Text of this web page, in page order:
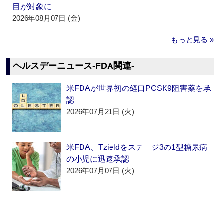
目が対象に
2026年08月07日 (金)
もっと見る »
ヘルスデーニュース‐FDA関連‐
米FDAが世界初の経口PCSK9阻害薬を承
認
2026年07月21日 (火)
米FDA、Tzieldをステージ3の1型糖尿病
の小児に迅速承認
2026年07月07日 (火)